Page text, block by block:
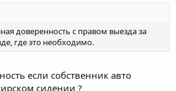
доверенность с правом выезда за
где это необходимо.
если собственник авто
сидении ?